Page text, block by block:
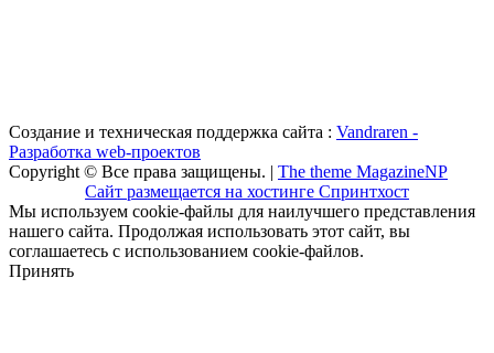
Создание и техническая поддержка сайта : Vandraren -
Разработка web-проектов
Copyright © Все права защищены. | The theme MagazineNP
Сайт размещается на хостинге Спринтхост
Мы используем cookie-файлы для наилучшего представления
нашего сайта. Продолжая использовать этот сайт, вы
соглашаетесь с использованием cookie-файлов.
Принять